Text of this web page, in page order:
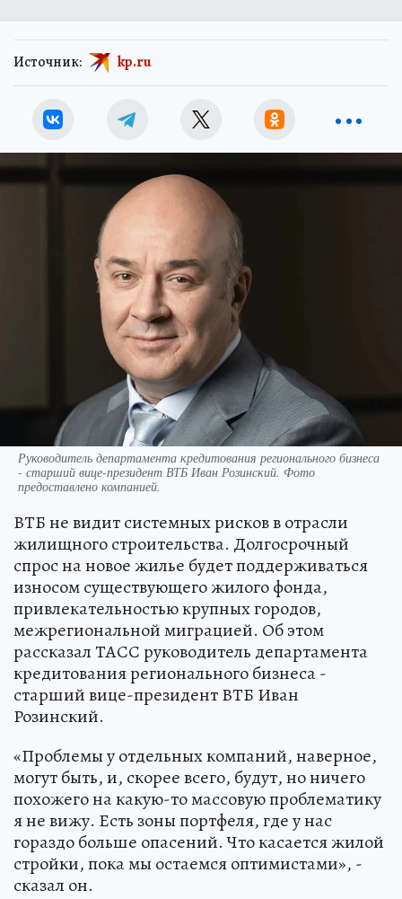
Источник: kp.ru
Руководитель департамента кредитования регионального бизнеса
- старший вице-президент ВТБ Иван Розинский. Фото
предоставлено компанией.
ВТБ не видит системных рисков в отрасли
жилищного строительства. Долгосрочный
спрос на новое жилье будет поддерживаться
износом существующего жилого фонда,
привлекательностью крупных городов,
межрегиональной миграцией. Об этом
рассказал ТАСС руководитель департамента
кредитования регионального бизнеса -
старший вице-президент ВТБ Иван
Розинский.
«Проблемы у отдельных компаний, наверное,
могут быть, и, скорее всего, будут, но ничего
похожего на какую-то массовую проблематику
я не вижу. Есть зоны портфеля, где у нас
гораздо больше опасений. Что касается жилой
стройки, пока мы остаемся оптимистами», -
сказал он.